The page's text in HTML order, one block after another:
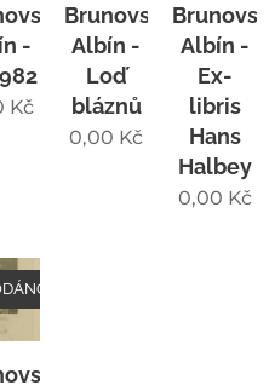
-
Kč
Brunovský
Albín -
Loď
bláznů
0,00 Kč
Albín -
Ex-
libris
Hans
Halbey
0,00 Kč